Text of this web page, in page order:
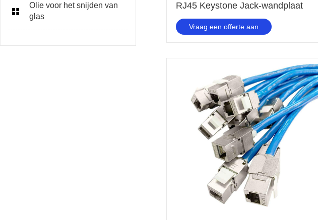
Olie voor het snijden van
glas
RJ45 Keystone Jack-wandplaat
Vraag een offerte aan